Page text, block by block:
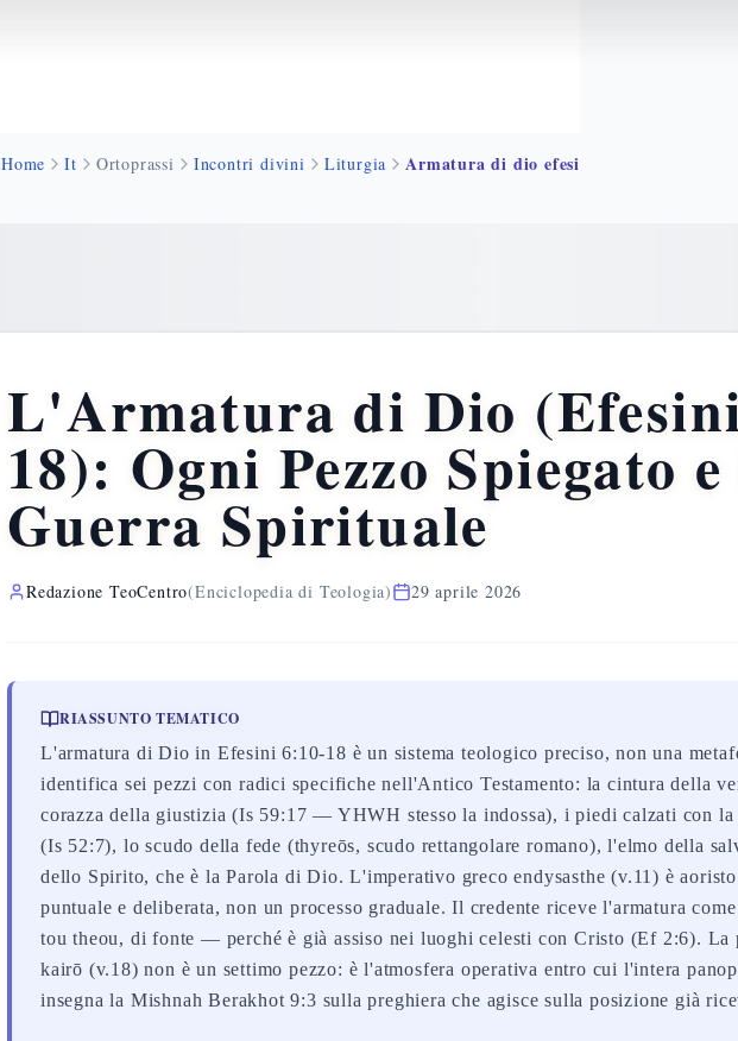
Home It Ortoprassi Incontri divini Liturgia
L'Armatura di Dio
18): Ogni Pezzo Spiegato
Guerra Spirituale
Redazione TeoCentro(Enciclopedia di Teologia) 29 aprile 2026
RIASSUNTO TEMATICO
L'armatura di Dio in Efesini 6:10-18 è un sistema teologico preciso, non una
identifica sei pezzi con radici specifiche nell'Antico Testamento: la cintura della
corazza della giustizia (Is 59:17 — YHWH stesso la indossa), i piedi calzati con la
(Is 52:7), lo scudo della fede (thyreōs, scudo rettangolare romano), l'elmo della
dello Spirito, che è la Parola di Dio. L'imperativo greco endysasthe (v.11) è
puntuale e deliberata, non un processo graduale. Il credente riceve l'armatura
tou theou, di fonte — perché è già assiso nei luoghi celesti con Cristo (Ef 2:6). La
kairō (v.18) non è un settimo pezzo: è l'atmosfera operativa entro cui l'intera
insegna la Mishnah Berakhot 9:3 sulla preghiera che agisce sulla posizione già